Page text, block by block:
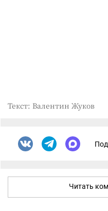
Текст: Валентин Жуков
Читать